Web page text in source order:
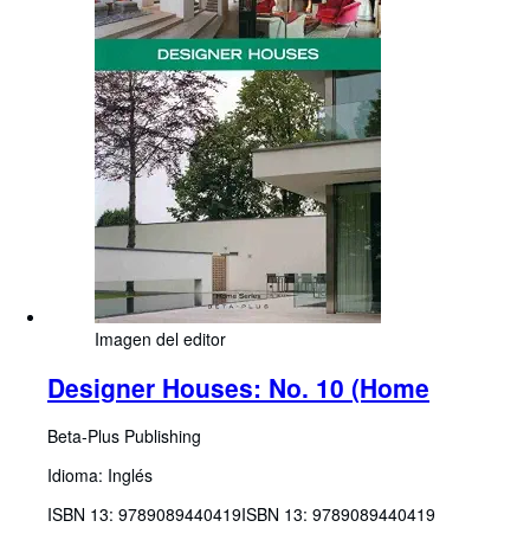
Imagen del editor
Designer Houses: No. 10 (Home
Beta-Plus Publishing
Idioma: Inglés
ISBN 13: 9789089440419ISBN 13: 9789089440419